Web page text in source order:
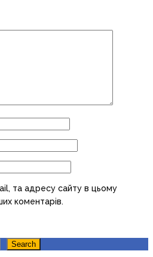
та адресу сайту в цьому
коментарів.
Search